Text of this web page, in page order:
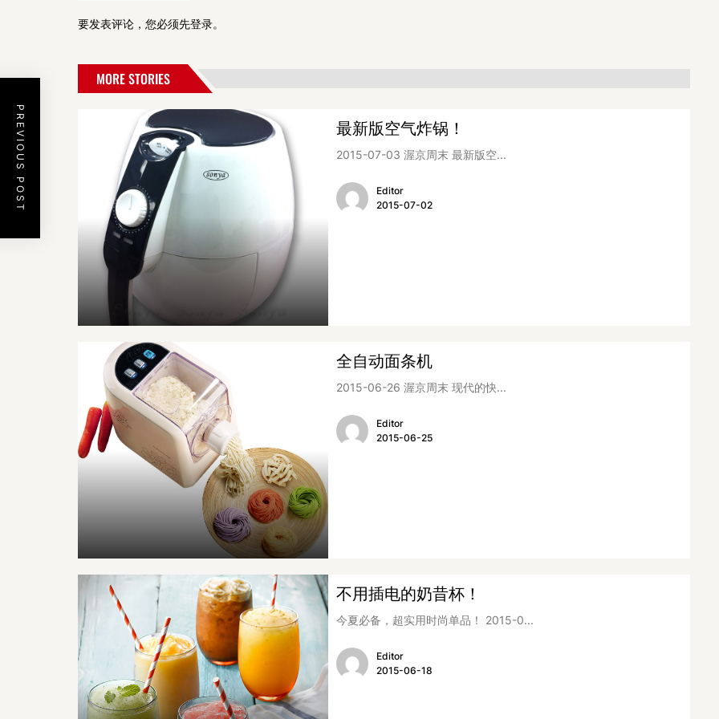
要发表评论，您必须先登录。
PREVIOUS POST
MORE STORIES
最新版空气炸锅！
2015-07-03 渥京周末 最新版空...
Editor
2015-07-02
全自动面条机
2015-06-26 渥京周末 现代的快...
Editor
2015-06-25
不用插电的奶昔杯！
今夏必备，超实用时尚单品！ 2015-0...
Editor
2015-06-18